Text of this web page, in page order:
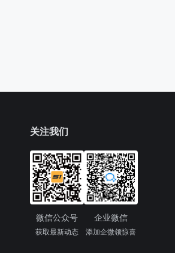
关注我们
微信公众号
获取最新动态
企业微信
添加企微领惊喜